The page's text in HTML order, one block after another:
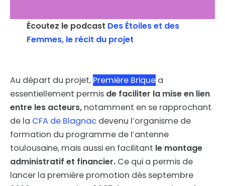
Écoutez le podcast Des Étoiles et des
Femmes, le récit du projet
Au départ du projet, Première Brique a
essentiellement permis de faciliter la mise en lien
entre les acteurs, notamment en se rapprochant
de la CFA de Blagnac devenu l’organisme de
formation du programme de l’antenne
toulousaine, mais aussi en facilitant le montage
administratif et financier. Ce qui a permis de
lancer la première promotion dès septembre